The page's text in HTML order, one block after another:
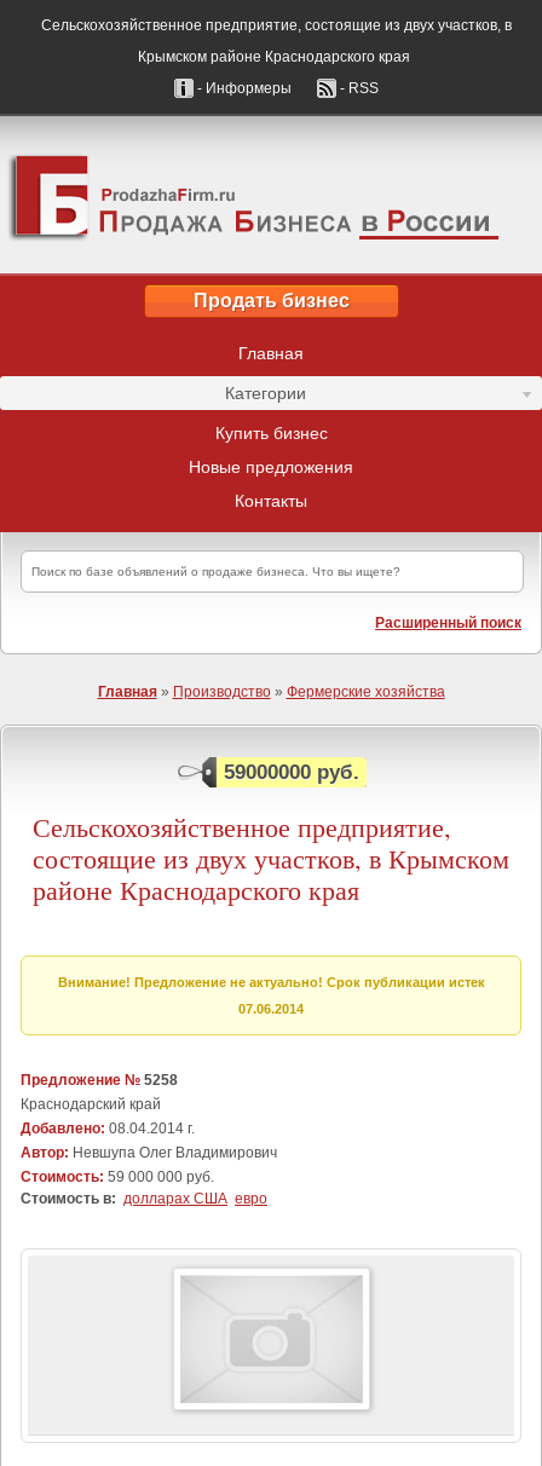
Сельскохозяйственное предприятие, состоящие из двух участков, в
Крымском районе Краснодарского края
- Информеры
- RSS
Продать бизнес
Главная
Категории
Купить бизнес
Новые предложения
Контакты
Расширенный поиск
Главная» Производство» Фермерские хозяйства
59000000 руб.
Сельскохозяйственное предприятие,
состоящие из двух участков, в Крымском
районе Краснодарского края
Внимание! Предложение не актуально! Срок публикации истек
07.06.2014
Предложение № 5258
Краснодарский край
Добавлено: 08.04.2014 г.
Автор: Невшупа Олег Владимирович
Стоимость: 59 000 000 руб.
Стоимость в: долларах США евро